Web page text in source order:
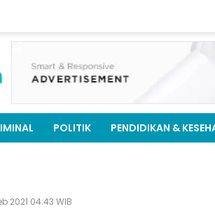
POLITIK PENDIDIKAN &
2021 04:43 WIB